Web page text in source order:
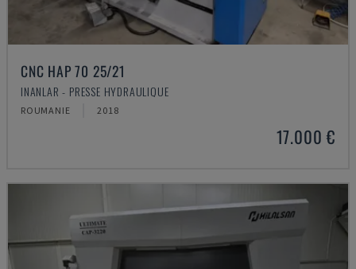
CNC HAP 70 25/21
INANLAR - PRESSE HYDRAULIQUE
ROUMANIE 2018
17.000 €